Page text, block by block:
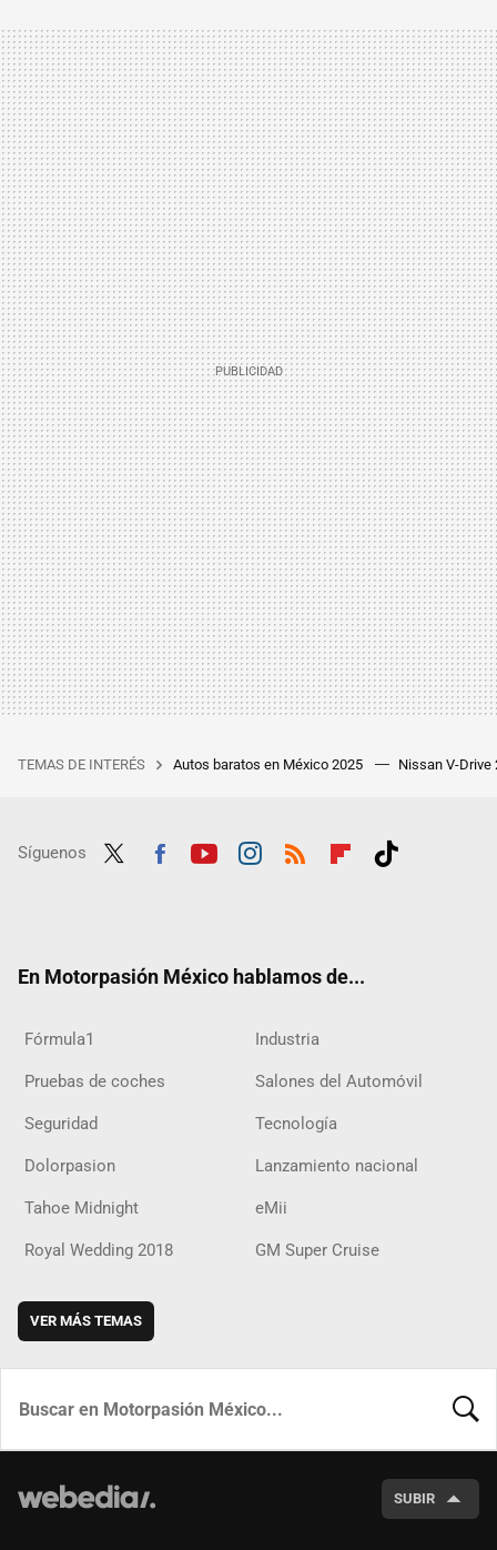
TEMAS DE INTERÉS Autos baratos en México 2025 Nissan V-Drive
Síguenos
En Motorpasión México hablamos de...
Fórmula1 Industria
Pruebas de coches Salones del Automóvil
Seguridad Tecnología
Dolorpasion Lanzamiento nacional
Tahoe Midnight eMii
Royal Wedding 2018 GM Super Cruise
VER MÁS TEMAS
SUBIR